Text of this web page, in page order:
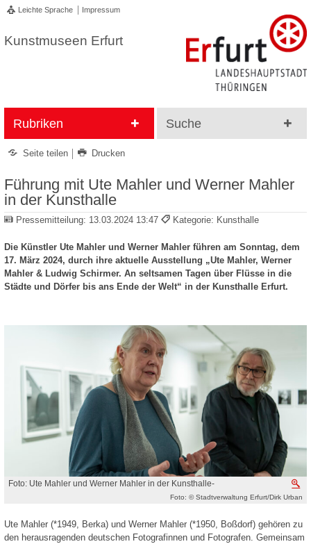
Leichte Sprache Impressum
Kunstmuseen Erfurt
Rubriken Suche
Seite teilen Drucken
Führung mit Ute Mahler und Werner Mahler
in der Kunsthalle
Pressemitteilung: 13.03.2024 13:47 Kategorie: Kunsthalle
Die Künstler Ute Mahler und Werner Mahler führen am Sonntag, dem
17. März 2024, durch ihre aktuelle Ausstellung „Ute Mahler, Werner
Mahler & Ludwig Schirmer. An seltsamen Tagen über Flüsse in die
Städte und Dörfer bis ans Ende der Welt“ in der Kunsthalle Erfurt.
Foto: Ute Mahler und Werner Mahler in der Kunsthalle-
Foto: © Stadtverwaltung Erfurt/Dirk Urban
Ute Mahler (*1949, Berka) und Werner Mahler (*1950, Boßdorf) gehören zu
den herausragenden deutschen Fotografinnen und Fotografen. Gemeinsam